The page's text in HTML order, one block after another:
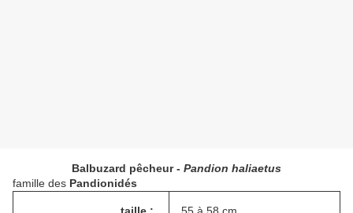
Balbuzard pêcheur - Pandion haliaetus
famille des Pandionidés